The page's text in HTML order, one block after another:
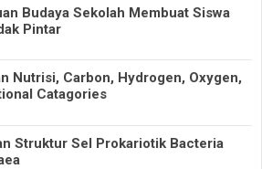
Budaya Sekolah Membuat Siswa
Pintar
Nutrisi, Carbon, Hydrogen, Oxygen,
Catagories
Struktur Sel Prokariotik Bacteria